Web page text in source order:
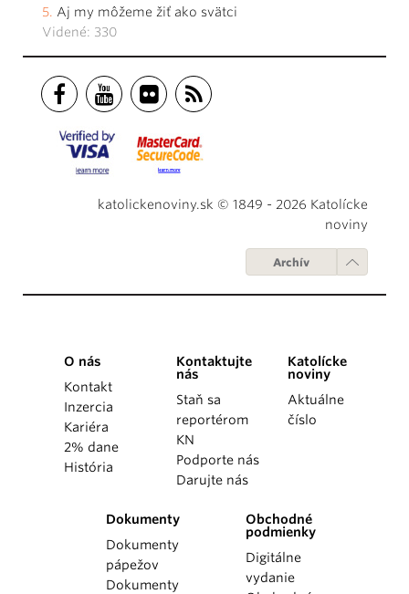
Aj my môžeme žiť ako svätci
Videné: 330
katolickenoviny.sk © 1849 - 2026 Katolícke
noviny
Archív
O nás
Kontakt
Inzercia
Kariéra
2% dane
História
Kontaktujte
nás
Staň sa
reportérom
KN
Podporte nás
Darujte nás
Katolícke
noviny
Aktuálne
číslo
Dokumenty
Dokumenty
pápežov
Dokumenty
Obchodné
podmienky
Digitálne
vydanie